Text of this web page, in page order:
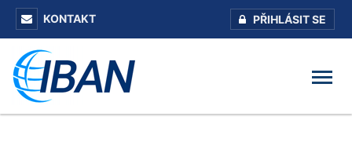
KONTAKT PŘIHLÁSIT SE